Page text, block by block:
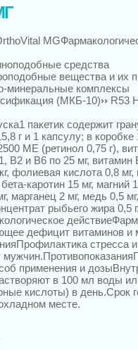
средства
вещества и их
комплексы
(МКБ-10)›› R53
пакетик содержит
г и 1 капсулу; в
МE (ретинол 0,75 г),
B2 и B6 по 25 мг, витамин
фолиевая кислота 0,8
каротин 15 мг, магний
марганец 2 мг, медь 0,5
рыбьего жира 0,5
дефицит витаминов и
стресса
применения и
в 100 мл воды
кислоты) в день.Срок
месте.